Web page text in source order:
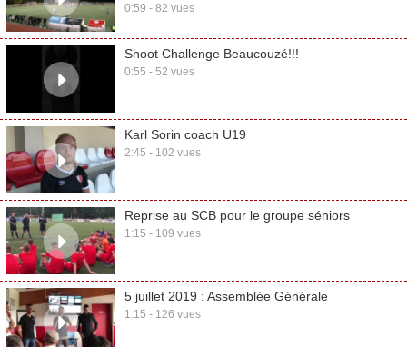
0:59 - 82 vues
Shoot Challenge Beaucouzé!!!
0:55 - 52 vues
Karl Sorin coach U19
2:45 - 102 vues
Reprise au SCB pour le groupe séniors
1:15 - 109 vues
5 juillet 2019 : Assemblée Générale
1:15 - 126 vues